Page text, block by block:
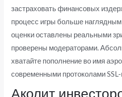
застраховать финансовых
процесс игры больше
оценки оставлены реальными
проверены модераторами.
хватайте пополнение во имя
современными протоколами